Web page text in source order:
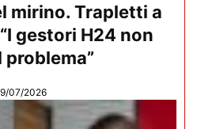
mirino. Trapletti a
gestori H24 non
problema”
07/2026